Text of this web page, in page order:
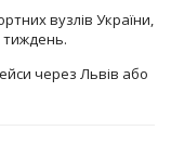
вузлів України,
тиждень.
через Львів або